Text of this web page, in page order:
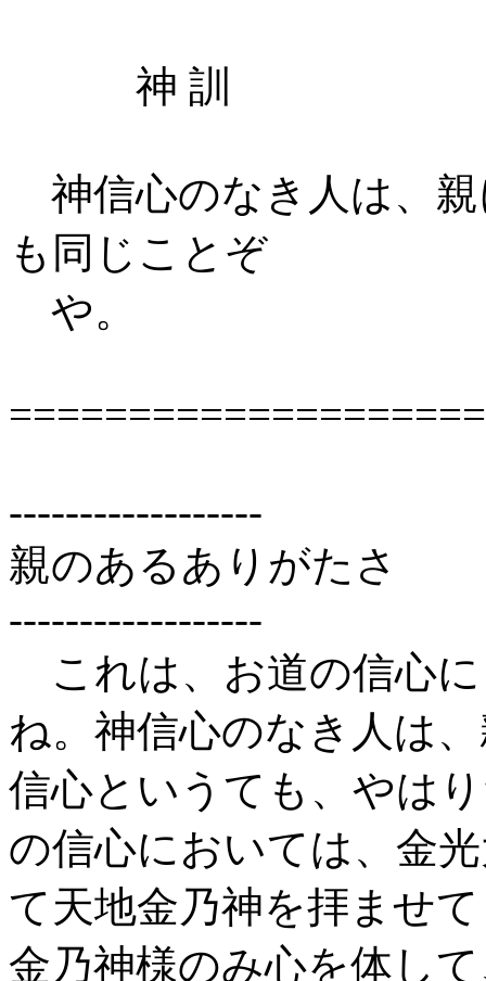
神 訓
神信心のなき人は、
も同じことぞ
や。
------------------
親のあるありがたさ
------------------
これは、お道の信心
ね。神信心のなき人は
信心というても、やは
の信心においては、金
て天地金乃神を拝ませ
金乃神様のみ心を体し